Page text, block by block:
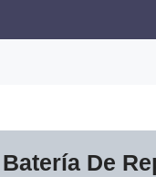
Batería De